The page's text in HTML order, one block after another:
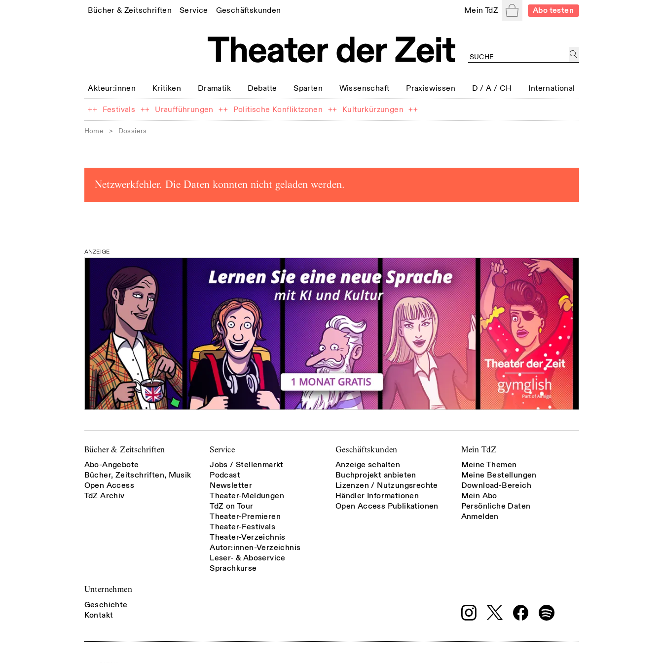
Bücher & Zeitschriften Service Geschäftskunden Mein TdZ WarenkorbAbo testen
Akteur:innen Kritiken Dramatik Debatte Sparten Wissenschaft Praxiswissen D / A / CH International
++ Festivals ++ Uraufführungen ++ Politische Konfliktzonen ++ Kulturkürzungen ++
Home > Dossiers
Netzwerkfehler. Die Daten konnten nicht geladen werden.
ANZEIGE
Bücher & Zeitschriften
Abo-Angebote
Bücher, Zeitschriften, Musik
Open Access
TdZ Archiv
Service
Jobs / Stellenmarkt
Podcast
Newsletter
Theater-Meldungen
TdZ on Tour
Theater-Premieren
Theater-Festivals
Theater-Verzeichnis
Autor:innen-Verzeichnis
Leser- & Aboservice
Sprachkurse
Geschäftskunden
Anzeige schalten
Buchprojekt anbieten
Lizenzen / Nutzungsrechte
Händler Informationen
Open Access Publikationen
Mein TdZ
Meine Themen
Meine Bestellungen
Download-Bereich
Mein Abo
Persönliche Daten
Anmelden
Unternehmen
Geschichte
Kontakt